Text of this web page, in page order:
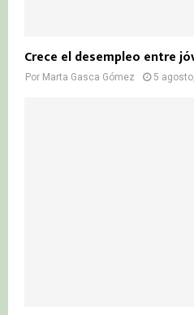
Crece el desempleo entre
Por Marta Gasca Gómez 5